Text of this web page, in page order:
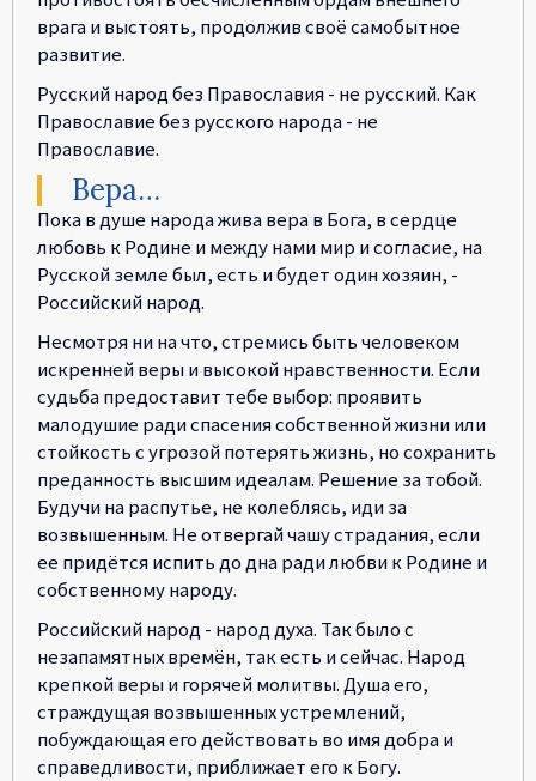
врага и выстоять, продолжив своё самобытное
развитие.
Русский народ без Православия - не русский. Как
Православие без русского народа - не
Православие.
Вера…
Пока в душе народа жива вера в Бога, в сердце
любовь к Родине и между нами мир и согласие, на
Русской земле был, есть и будет один хозяин, -
Российский народ.
Несмотря ни на что, стремись быть человеком
искренней веры и высокой нравственности. Если
судьба предоставит тебе выбор: проявить
малодушие ради спасения собственной жизни или
стойкость с угрозой потерять жизнь, но сохранить
преданность высшим идеалам. Решение за тобой.
Будучи на распутье, не колеблясь, иди за
возвышенным. Не отвергай чашу страдания, если
ее придётся испить до дна ради любви к Родине и
собственному народу.
Российский народ - народ духа. Так было с
незапамятных времён, так есть и сейчас. Народ
крепкой веры и горячей молитвы. Душа его,
страждущая возвышенных устремлений,
побуждающая его действовать во имя добра и
справедливости, приближает его к Богу.